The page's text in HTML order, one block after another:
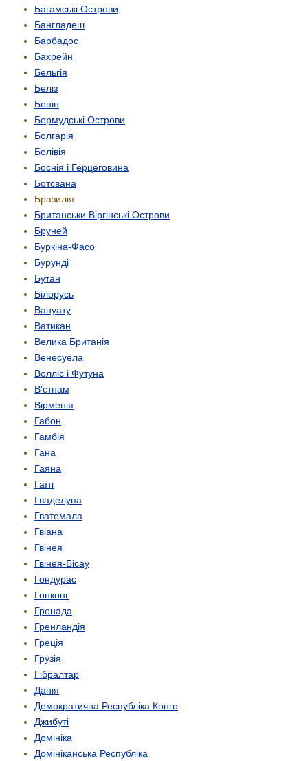
Багамські Острови
Бангладеш
Барбадос
Бахрейн
Бельгія
Беліз
Бенін
Бермудські Острови
Болгарія
Болівія
Боснія і Герцеговина
Ботсвана
Бразилія
Британськи Віргінські Острови
Бруней
Буркіна-Фасо
Бурунді
Бутан
Білорусь
Вануату
Ватикан
Велика Британія
Венесуела
Волліс і Футуна
В'єтнам
Вірменія
Габон
Гамбія
Гана
Гаяна
Гаїті
Гваделупа
Гватемала
Гвіана
Гвінея
Гвінея-Бісау
Гондурас
Гонконг
Гренада
Гренландія
Греція
Грузія
Гібралтар
Данія
Демократична Республіка Конго
Джибуті
Домініка
Домініканська Республіка